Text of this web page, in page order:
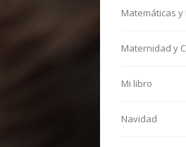
Matemáticas y
Maternidad y
Mi libro
Navidad